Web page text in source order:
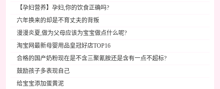
【孕妇营养】孕妇,你的饮食正确吗?
六年换来的却是不育丈夫的背叛
漫漫炎夏,做为父母应该为宝宝做点什么呢?
淘宝网最新母婴用品皇冠好店TOP16
合格的国产奶粉现在是不含三聚氰胺还是含有一点不超标?
鼓励孩子多表现自己
给宝宝添加蛋黄泥